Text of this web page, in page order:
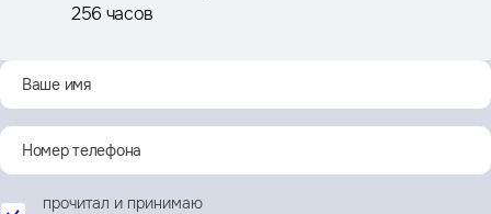
256 часов
прочитал и принимаю